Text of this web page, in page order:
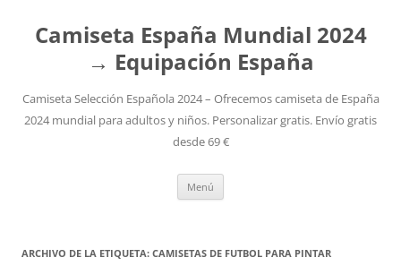
Camiseta España Mundial 2024
→ Equipación España
Camiseta Selección Española 2024 – Ofrecemos camiseta de España
2024 mundial para adultos y niños. Personalizar gratis. Envío gratis
desde 69 €
Menú
ARCHIVO DE LA ETIQUETA: CAMISETAS DE FUTBOL PARA PINTAR